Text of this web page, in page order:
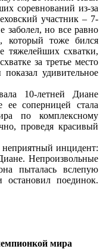
соревнований из-за
участник – 7-
заболел, но все равно
который тоже бился
тяжелейших схватки,
за третье место
удивительное
10-летней Диане
соперницей стала
по комплексному
проведя красивый
неприятный инцидент:
Непроизвольные
пыталась вслепую
поединок.
мира